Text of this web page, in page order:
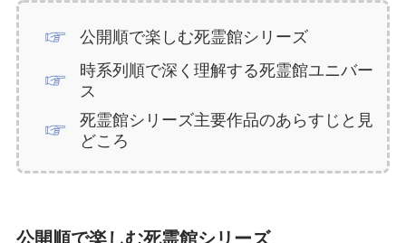
公開順で楽しむ死霊館シリーズ
時系列順で深く理解する死霊館ユニバー
ス
死霊館シリーズ主要作品のあらすじと見
どころ
公開順で楽しむ死霊館シリーズ